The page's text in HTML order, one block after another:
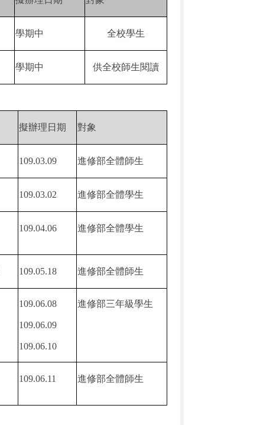
學期中 全校學生
學期中 供全校師生閱讀
擬辦理日期 對象
109.03.09 進修部全體師生
109.03.02 進修部全體學生
109.04.06 進修部全體學生
109.05.18 進修部全體師生
109.06.08
109.06.09
109.06.10
進修部三年級學生
109.06.11 進修部全體師生